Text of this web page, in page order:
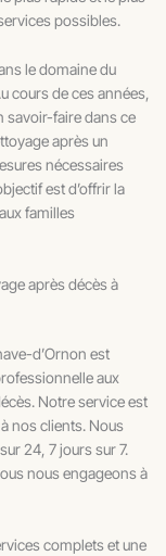
possibles.
le domaine du
cours de ces années,
savoir-faire dans ce
après un
nécessaires
est d’offrir la
familles
après décès à
d’Ornon est
aux
Notre service est
nos clients. Nous
24, 7 jours sur 7.
nous engageons à
complets et une